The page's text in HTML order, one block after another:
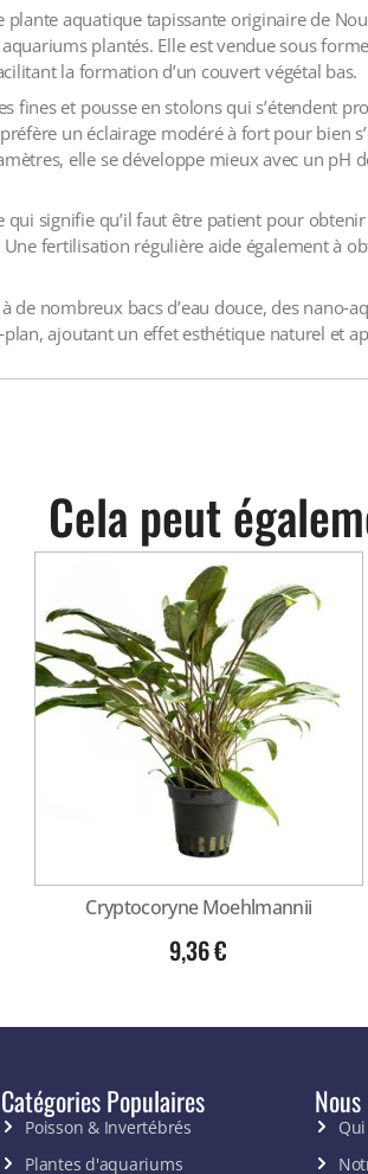
plante aquatique tapissante originaire de
plantés. Elle est vendue sous
la formation d’un couvert végétal bas.
fines et pousse en stolons qui s’étendent
un éclairage modéré à fort pour bien
elle se développe mieux avec un pH
qui signifie qu’il faut être patient pour
fertilisation régulière aide également à
de nombreux bacs d’eau douce, des
ajoutant un effet esthétique naturel et
Cela peut
Cryptocoryne Moehlmannii
9,36€
Catégories Populaires
Poisson & Invertébrés
Plantes d'aquariums